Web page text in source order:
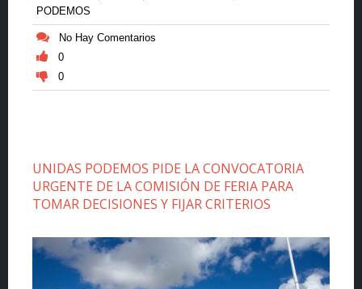
PODEMOS
No Hay Comentarios
0
0
UNIDAS PODEMOS PIDE LA CONVOCATORIA
URGENTE DE LA COMISIÓN DE FERIA PARA
TOMAR DECISIONES Y FIJAR CRITERIOS